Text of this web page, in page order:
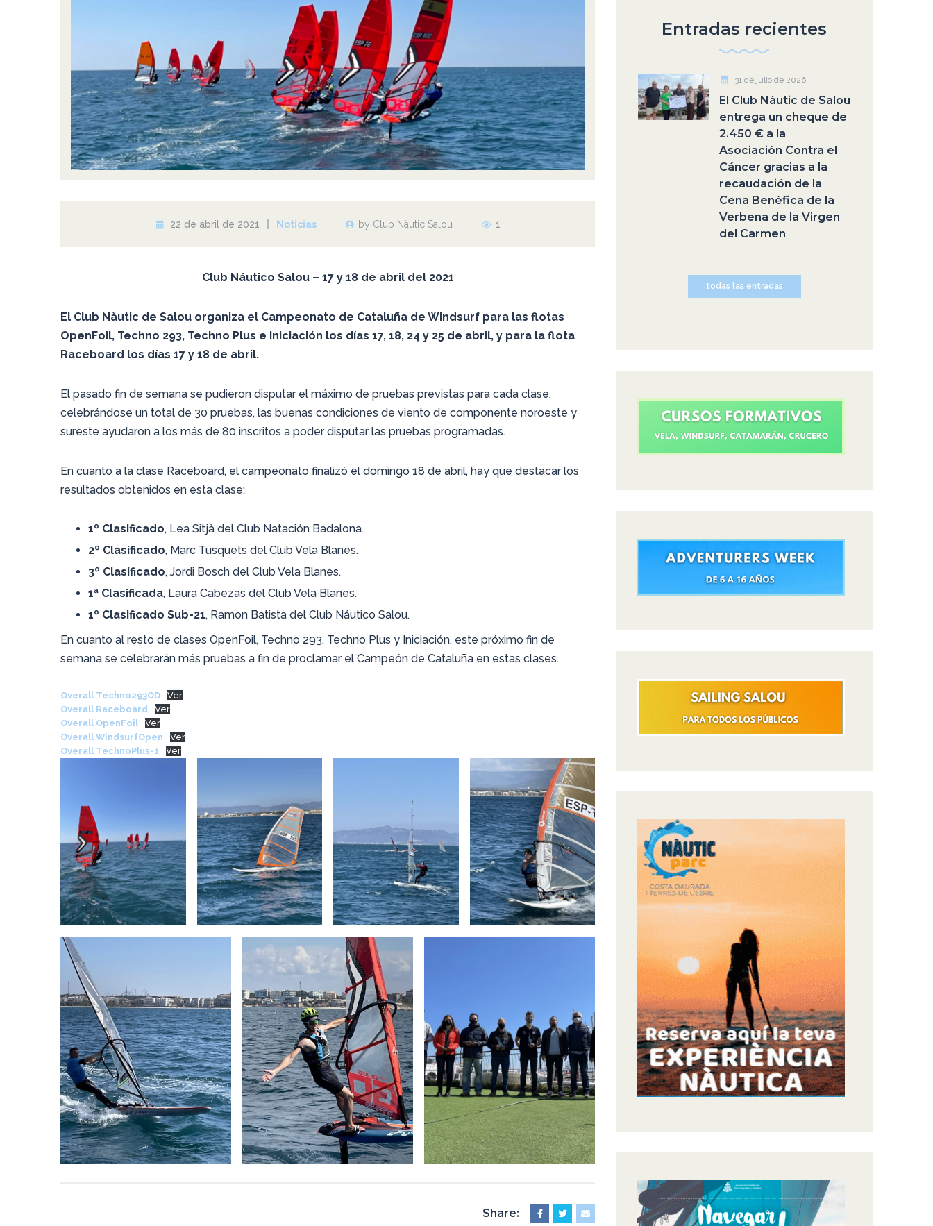
22 de abril de 2021 Noticias by Club Nàutic Salou 1
Club Náutico Salou – 17 y 18 de abril del 2021
El Club Nàutic de Salou organiza el Campeonato de Cataluña de Windsurf para las flotas
OpenFoil, Techno 293, Techno Plus e Iniciación los días 17, 18, 24 y 25 de abril, y para la flota
Raceboard los días 17 y 18 de abril.
El pasado fin de semana se pudieron disputar el máximo de pruebas previstas para cada clase,
celebrándose un total de 30 pruebas, las buenas condiciones de viento de componente noroeste y
sureste ayudaron a los más de 80 inscritos a poder disputar las pruebas programadas.
En cuanto a la clase Raceboard, el campeonato finalizó el domingo 18 de abril, hay que destacar los
resultados obtenidos en esta clase:
1º Clasificado, Lea Sitjà del Club Natación Badalona.
2º Clasificado, Marc Tusquets del Club Vela Blanes.
3º Clasificado, Jordi Bosch del Club Vela Blanes.
1ª Clasificada, Laura Cabezas del Club Vela Blanes.
1º Clasificado Sub-21, Ramon Batista del Club Náutico Salou.
En cuanto al resto de clases OpenFoil, Techno 293, Techno Plus y Iniciación, este próximo fin de
semana se celebrarán más pruebas a fin de proclamar el Campeón de Cataluña en estas clases.
Overall Techno293OD
Ver
Overall Raceboard
Ver
Overall OpenFoil
Ver
Overall WindsurfOpen
Ver
Overall TechnoPlus-1
Ver
Share:
Entradas recientes
31 de julio de 2026
El Club Nàutic de Salou
entrega un cheque de
2.450 € a la
Asociación Contra el
Cáncer gracias a la
recaudación de la
Cena Benéfica de la
Verbena de la Virgen
del Carmen
todas las entradas